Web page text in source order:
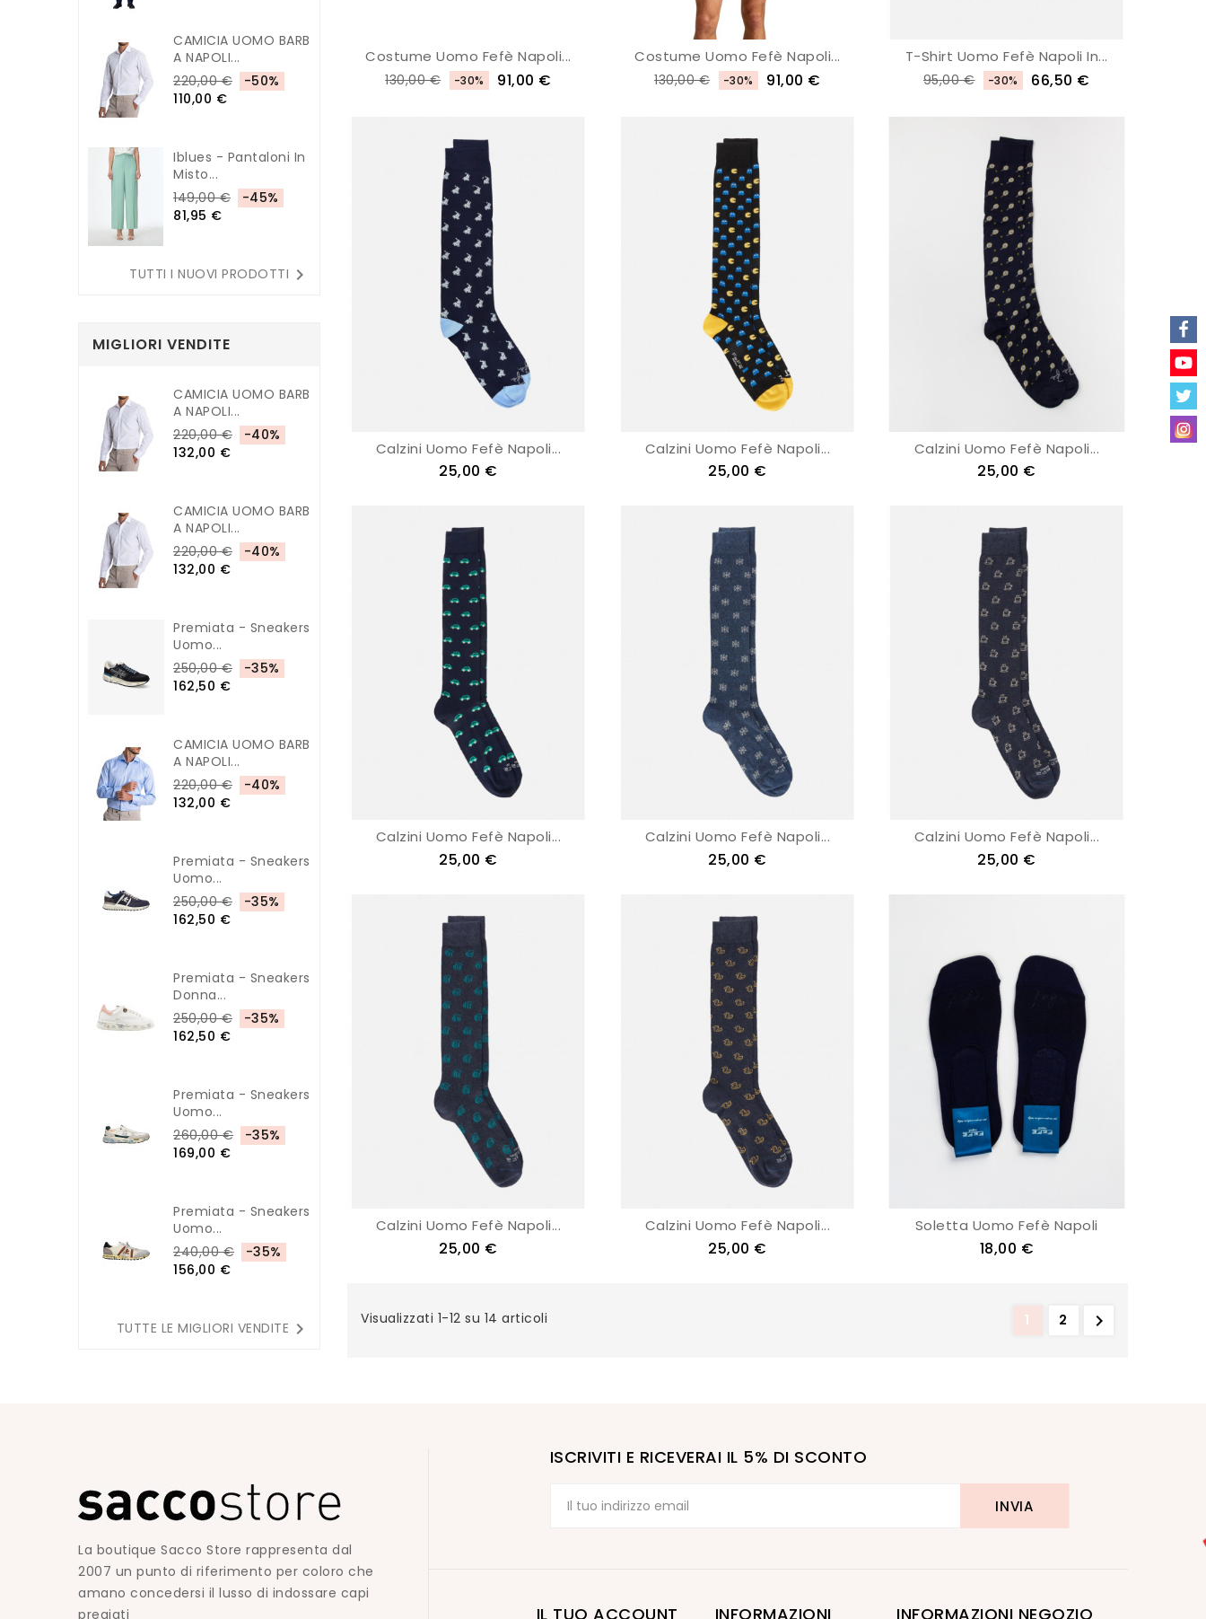
CAMICIA UOMO BARB
A NAPOLI...
220,00 €
-50%
110,00 €
Iblues - Pantaloni In
Misto...
149,00 €
-45%
81,95 €
TUTTI I NUOVI PRODOTTI 
MIGLIORI VENDITE
CAMICIA UOMO BARB
A NAPOLI...
220,00 €
-40%
132,00 €
CAMICIA UOMO BARB
A NAPOLI...
220,00 €
-40%
132,00 €
Premiata - Sneakers
Uomo...
250,00 €
-35%
162,50 €
CAMICIA UOMO BARB
A NAPOLI...
220,00 €
-40%
132,00 €
Premiata - Sneakers
Uomo...
250,00 €
-35%
162,50 €
Premiata - Sneakers
Donna...
250,00 €
-35%
162,50 €
Premiata - Sneakers
Uomo...
260,00 €
-35%
169,00 €
Premiata - Sneakers
Uomo...
240,00 €
-35%
156,00 €
TUTTE LE MIGLIORI VENDITE 
Costume Uomo Fefè Napoli...
130,00 € -30% 91,00 €
Costume Uomo Fefè Napoli...
130,00 € -30% 91,00 €
T-Shirt Uomo Fefè Napoli In...
95,00 € -30% 66,50 €
Calzini Uomo Fefè Napoli...
25,00 €
Calzini Uomo Fefè Napoli...
25,00 €
Calzini Uomo Fefè Napoli...
25,00 €
Calzini Uomo Fefè Napoli...
25,00 €
Calzini Uomo Fefè Napoli...
25,00 €
Calzini Uomo Fefè Napoli...
25,00 €
Calzini Uomo Fefè Napoli...
25,00 €
Calzini Uomo Fefè Napoli...
25,00 €
Soletta Uomo Fefè Napoli
18,00 €
Visualizzati 1-12 su 14 articoli 1 2 
La boutique Sacco Store rappresenta dal
2007 un punto di riferimento per coloro che
amano concedersi il lusso di indossare capi
pregiati
ISCRIVITI E RICEVERAI IL 5% DI SCONTO
IL TUO ACCOUNT INFORMAZIONI INFORMAZIONI NEGOZIO